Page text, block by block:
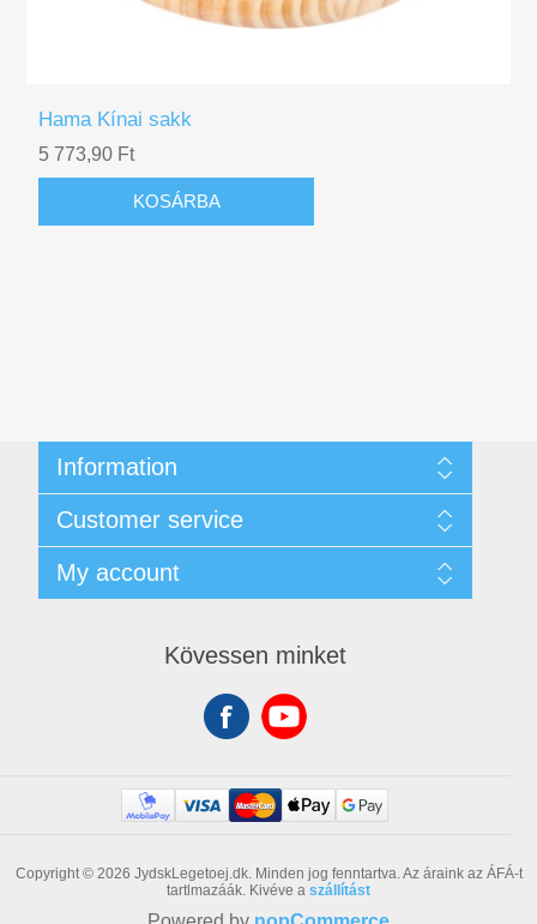
Hama Kínai sakk
5 773,90 Ft
KOSÁRBA
Information
Üzleti feltételek
Rólunk
Contact us
Customer service
Recently viewed products
New products
My account
Kövessen minket
Copyright © 2026 JydskLegetoej.dk. Minden jog fenntartva. Az áraink az ÁFÁ-t
tartlmazáák. Kivéve a szállítást